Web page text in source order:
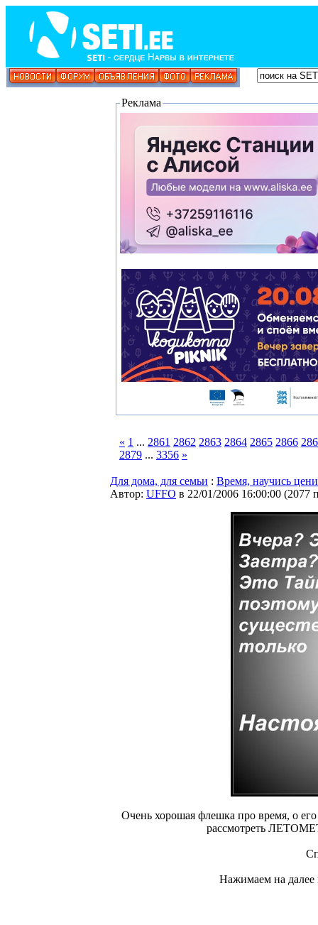
Реклама
« 1 ... 2861 2862 2863 2864 2865 2866
2879 ... 3356 »
Для дома, для семьи : Время, научись
Автор: UFFO в 22/01/2006 16:00:00 (2077
Очень хорошая флешка про время, о
рассмотреть
Нажимаем на далее